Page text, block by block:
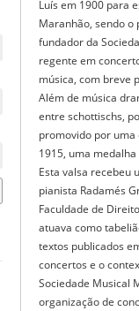
Luís em 1900 para
Maranhão, sendo o
fundador da
regente em
música, com breve
Além de música
entre schottischs,
promovido por
1915, uma
Esta valsa recebeu
pianista Radamés
Faculdade de
atuava como
textos publicados
concertos e o
Sociedade Musical
organização de